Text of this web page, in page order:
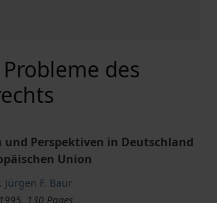
des
Perspektiven in Deutschland
Union
Jürgen F. Baur
130 Pages